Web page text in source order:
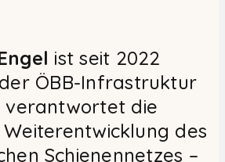
ist seit 2022
ÖBB-Infrastruktur
verantwortet die
des
Schienennetzes –